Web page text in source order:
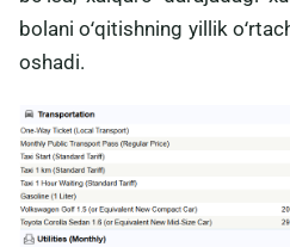
bolani oʻqitishning yillik
oshadi.